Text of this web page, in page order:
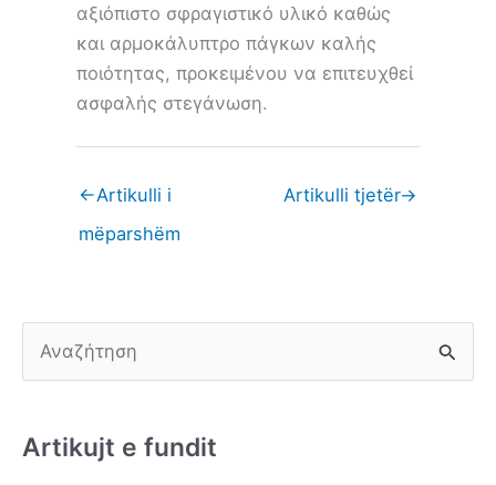
αξιόπιστο σφραγιστικό υλικό καθώς
και αρμοκάλυπτρο πάγκων καλής
ποιότητας, προκειμένου να επιτευχθεί
ασφαλής στεγάνωση.
←Artikulli i
mëparshëm
Artikulli tjetër→
k
Artikujt e fundit